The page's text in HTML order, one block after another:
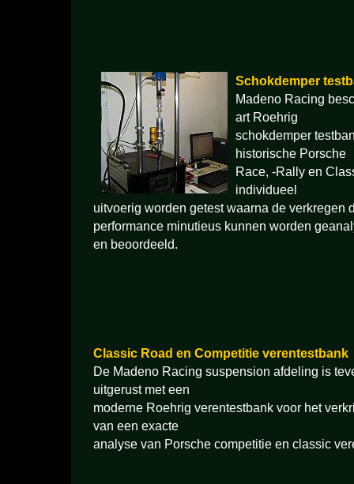
Schokdemper
Madeno Racing
art Roehrig
schokdemper
historische Porsche
Race, -Rally en
individueel
uitvoerig worden getest waarna de verkregen
performance minutieus kunnen worden
en beoordeeld.
Classic Road en Competitie verentestbank
De Madeno Racing suspension afdeling is
uitgerust met een
moderne Roehrig verentestbank voor het
van een exacte
analyse van Porsche competitie en classic